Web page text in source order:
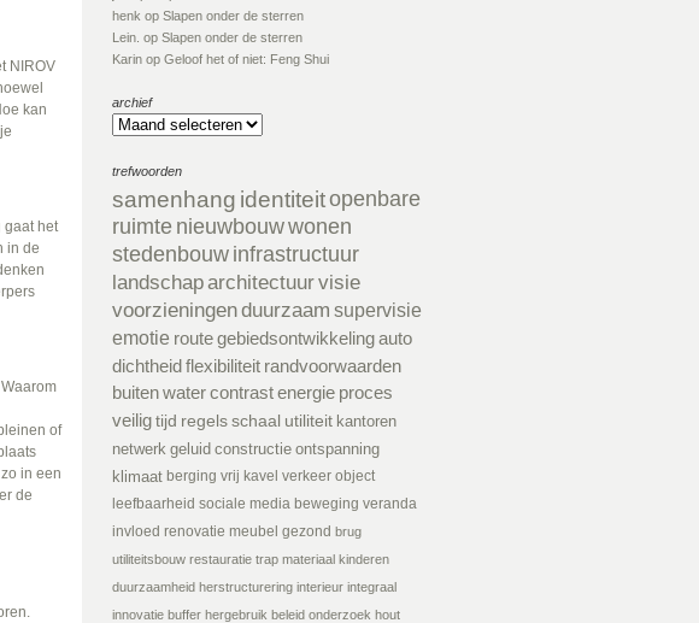
NIROV
kan
gaat het
in de
of
in een
de
henk op Slapen onder de sterren
Lein. op Slapen onder de sterren
Karin op Geloof het of niet: Feng Shui
archief
trefwoorden
samenhang identiteitopenbare
ruimte nieuwbouwwonen
stedenbouw infrastructuur
landschaparchitectuurvisie
voorzieningenduurzaam supervisie
emotie routegebiedsontwikkelingauto
dichtheidflexibiliteit randvoorwaarden
buitenwatercontrastenergie proces
veiligtijd regelsschaal utiliteit kantoren
netwerk geluid constructie ontspanning
klimaat berging vrij kavel verkeer object
leefbaarheid sociale media beweging veranda
invloed renovatie meubel gezond brug
utiliteitsbouw restauratie trap materiaal kinderen
duurzaamheid herstructurering interieur integraal
innovatie buffer hergebruik beleid onderzoek hout